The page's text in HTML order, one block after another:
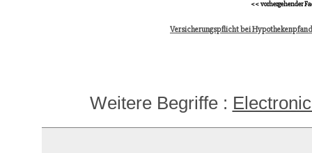
<< vorhergehender
Versicherungspflicht bei
Weitere Begriffe :